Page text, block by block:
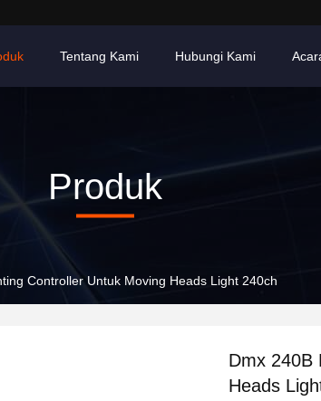
Tentang Kami Hubungi Kami
Produk
Controller Untuk Moving Heads Light 240ch
Dmx 240B
Heads